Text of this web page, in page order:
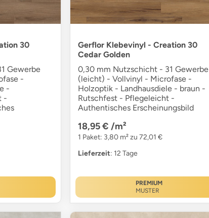
30
Gewerbe
-
-
-
Gerflor Klebevinyl - Creation 30
Cedar Golden
0,30 mm Nutzschicht - 31 Gewerbe
(leicht) - Vollvinyl - Microfase -
Holzoptik - Landhausdiele - braun -
Rutschfest - Pflegeleicht -
Authentisches Erscheinungsbild
18,95 € /m²
1 Paket: 3,80 m² zu 72,01 €
Lieferzeit: 12 Tage
PREMIUM
MUSTER